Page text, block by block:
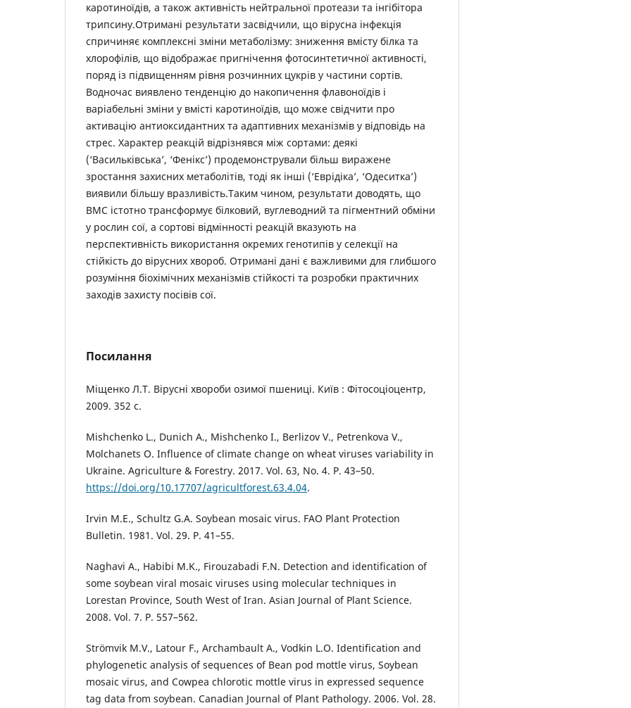
каротиноїдів, а також активність нейтральної протеази та інгібітора
трипсину.Отримані результати засвідчили, що вірусна інфекція
спричиняє комплексні зміни метаболізму: зниження вмісту білка та
хлорофілів, що відображає пригнічення фотосинтетичної активності,
поряд із підвищенням рівня розчинних цукрів у частини сортів.
Водночас виявлено тенденцію до накопичення флавоноїдів і
варіабельні зміни у вмісті каротиноїдів, що може свідчити про
активацію антиоксидантних та адаптивних механізмів у відповідь на
стрес. Характер реакцій відрізнявся між сортами: деякі
(‘Васильківська’, ‘Фенікс’) продемонстрували більш виражене
зростання захисних метаболітів, тоді як інші (‘Еврідіка’, ‘Одеситка’)
виявили більшу вразливість.Таким чином, результати доводять, що
ВМС істотно трансформує білковий, вуглеводний та пігментний обміни
у рослин сої, а сортові відмінності реакцій вказують на
перспективність використання окремих генотипів у селекції на
стійкість до вірусних хвороб. Отримані дані є важливими для глибшого
розуміння біохімічних механізмів стійкості та розробки практичних
заходів захисту посівів сої.
Посилання
Міщенко Л.Т. Вірусні хвороби озимої пшениці. Київ : Фітосоціоцентр,
2009. 352 с.
Mishchenko L., Dunich A., Mishchenko I., Berlizov V., Petrenkova V.,
Molchanets O. Influence of climate change on wheat viruses variability in
Ukraine. Agriculture & Forestry. 2017. Vol. 63, No. 4. P. 43–50.
https://doi.org/10.17707/agricultforest.63.4.04.
Irvin M.E., Schultz G.A. Soybean mosaic virus. FAO Plant Protection
Bulletin. 1981. Vol. 29. P. 41–55.
Naghavi A., Habibi M.K., Firouzabadi F.N. Detection and identification of
some soybean viral mosaic viruses using molecular techniques in
Lorestan Province, South West of Iran. Asian Journal of Plant Science.
2008. Vol. 7. P. 557–562.
Strömvik M.V., Latour F., Archambault A., Vodkin L.O. Identification and
phylogenetic analysis of sequences of Bean pod mottle virus, Soybean
mosaic virus, and Cowpea chlorotic mottle virus in expressed sequence
tag data from soybean. Canadian Journal of Plant Pathology. 2006. Vol. 28.